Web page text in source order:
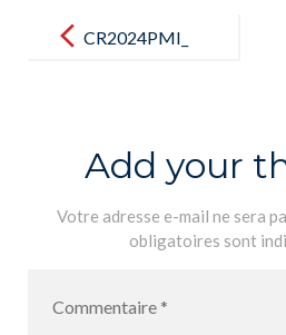
navigationCR2024PMI_
Add your
Votre adresse e-mail ne sera
obligatoires sont